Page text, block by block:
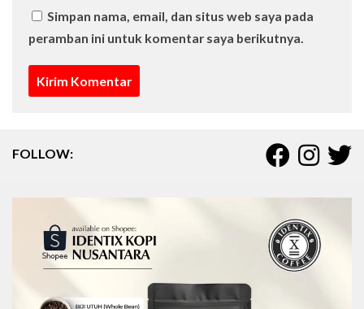
Simpan nama, email, dan situs web saya pada
peramban ini untuk komentar saya berikutnya.
FOLLOW: